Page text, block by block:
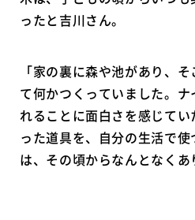
ったと吉川さん。
「家の裏に森や池があり、
て何かつくっていました。ナ
れることに面白さを感じてい
った道具を、自分の生活で
は、その頃からなんとなくあ